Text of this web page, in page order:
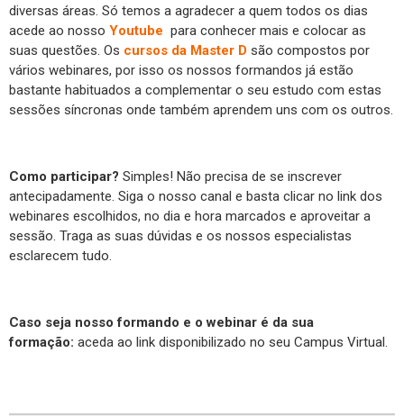
diversas áreas. Só temos a agradecer a quem todos os dias
acede ao nosso Youtube para conhecer mais e colocar as
suas questões. Os cursos da Master D são compostos por
vários webinares, por isso os nossos formandos já estão
bastante habituados a complementar o seu estudo com estas
sessões síncronas onde também aprendem uns com os outros.
Como participar? Simples! Não precisa de se inscrever
antecipadamente. Siga o nosso canal e basta clicar no link dos
webinares escolhidos, no dia e hora marcados e aproveitar a
sessão. Traga as suas dúvidas e os nossos especialistas
esclarecem tudo.
Caso seja nosso formando e o webinar é da sua
formação: aceda ao link disponibilizado no seu Campus Virtual.